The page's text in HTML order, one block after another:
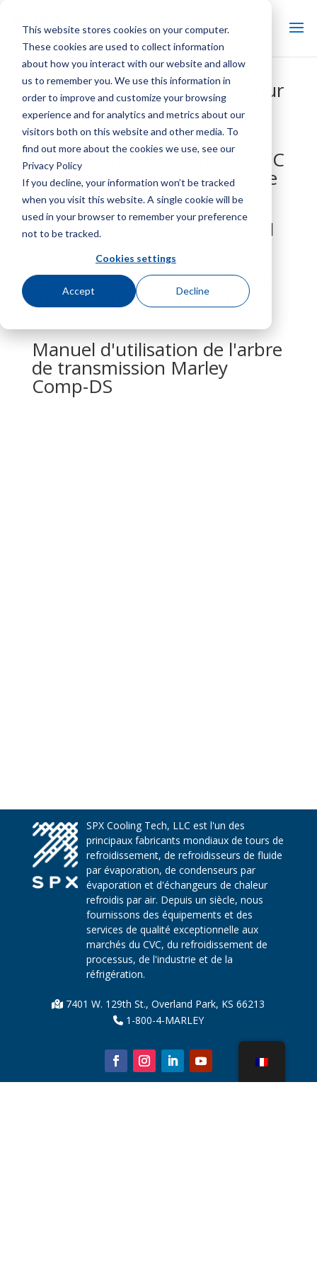
This website stores cookies on your computer.
These cookies are used to collect information
about how you interact with our website and allow
us to remember you. We use this information in
order to improve and customize your browsing
experience and for analytics and metrics about our
visitors both on this website and other media. To
find out more about the cookies we use, see our
Privacy Policy
If you decline, your information won’t be tracked
when you visit this website. A single cookie will be
used in your browser to remember your preference
not to be tracked.
Cookies settings
Accept Decline
Manuel d'utilisation de la tour
de refroidissement en acier
Marley NC
Tours de refroidissement CVC
sans problème – Un guide de
maintenance
Manuel d'utilisation de l'IOM
Accès à la maintenance de la
tour de refroidissement
Manuel d'utilisation de l'arbre
de transmission Marley
Comp-DS
SPX Cooling Tech, LLC est l'un des
principaux fabricants mondiaux de tours de
refroidissement, de refroidisseurs de fluide
par évaporation, de condenseurs par
évaporation et d'échangeurs de chaleur
refroidis par air. Depuis un siècle, nous
fournissons des équipements et des
services de qualité exceptionnelle aux
marchés du CVC, du refroidissement de
processus, de l'industrie et de la
réfrigération.
7401 W. 129th St., Overland Park, KS 66213
1-800-4-MARLEY